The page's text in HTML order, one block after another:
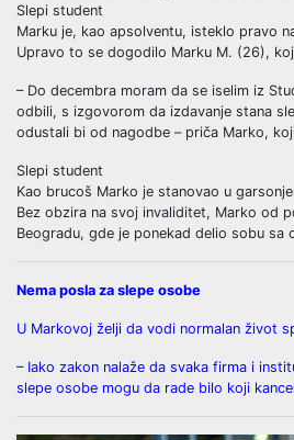
Slepi student
Marku je, kao apsolventu, isteklo pravo
Upravo to se dogodilo Marku M. (26),
– Do decembra moram da se iselim iz
odbili, s izgovorom da izdavanje stana
odustali bi od nagodbe – priča Marko,
Slepi student
Kao brucoš Marko je stanovao u
Bez obzira na svoj invaliditet, Marko od
Beogradu, gde je ponekad delio sobu sa
Nema posla za slepe osobe
U Markovoj želji da vodi normalan život
– Iako zakon nalaže da svaka firma i
slepe osobe mogu da rade bilo koji